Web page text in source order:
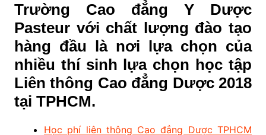
Trường Cao đẳng Y Dược
Pasteur với chất lượng đào tạo
hàng đầu là nơi lựa chọn của
nhiều thí sinh lựa chọn học tập
Liên thông Cao đẳng Dược 2018
tại TPHCM.
Học phí liên thông Cao đẳng Dược TPHCM